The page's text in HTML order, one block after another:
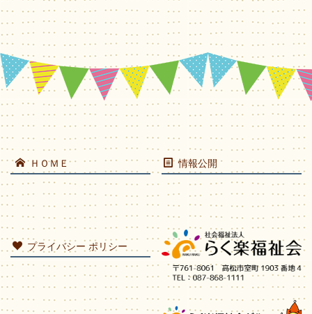
ＨＯＭＥ 情報公開
プライバシー ポリシー